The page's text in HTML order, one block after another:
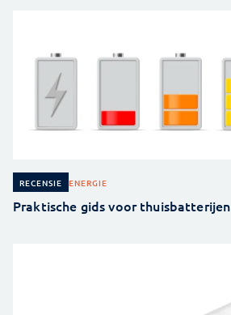
RECENSIE ENERGIE
Praktische gids voor thuisbatterijen